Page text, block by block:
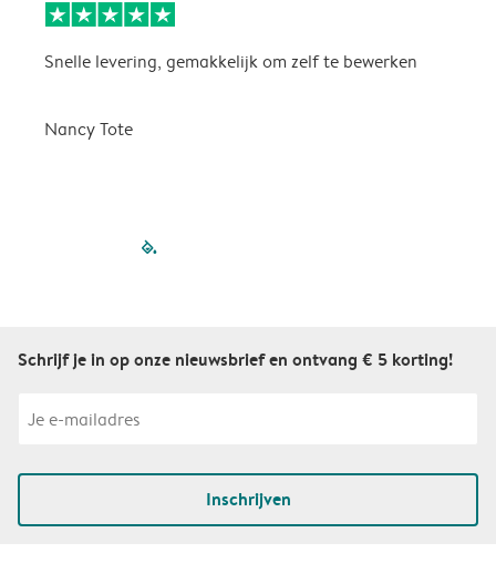
Snelle levering, gemakkelijk om zelf te bewerken
Nancy Tote
filled-pagination
Schrijf je in op onze nieuwsbrief en ontvang € 5 korting!
Inschrijven